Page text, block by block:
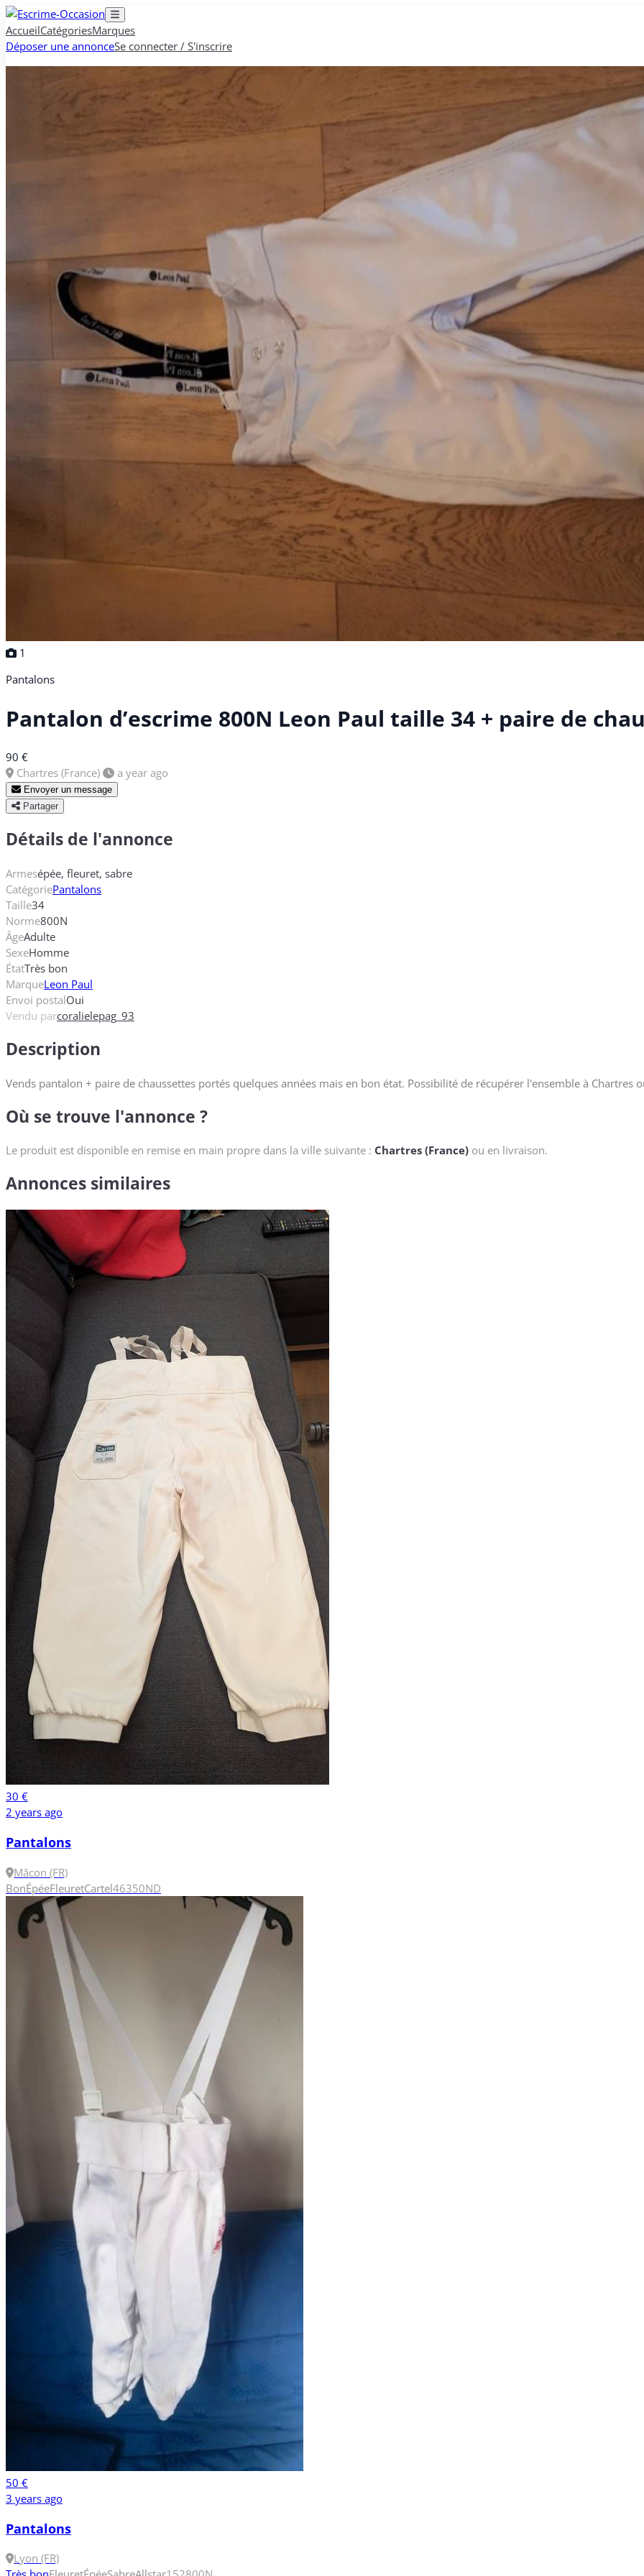
AccueilCatégoriesMarques
Déposer une annonceSe connecter / S'inscrire
1
Pantalons
Pantalon d’escrime 800N Leon Paul taille 34 + paire de
90 €
Chartres (France)
a year ago
Envoyer un message
Partager
Détails de l'annonce
Armesépée, fleuret, sabre
CatégoriePantalons
Taille34
Norme800N
ÂgeAdulte
SexeHomme
ÉtatTrès bon
MarqueLeon Paul
Envoi postalOui
Vendu parcoralielepag_93
Description
Vends pantalon + paire de chaussettes portés quelques années mais en bon état. Possibilité de récupérer l'ensemble à Chartres
Où se trouve l'annonce ?
Le produit est disponible en remise en main propre dans la ville suivante : Chartres (France) ou en livraison.
Annonces similaires
30 €
2 years ago
Pantalons
Mâcon (FR)
BonÉpéeFleuretCartel46350ND
50 €
3 years ago
Pantalons
Lyon (FR)